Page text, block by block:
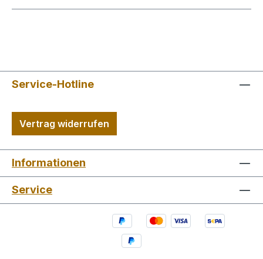
Service-Hotline
Vertrag widerrufen
Informationen
Service